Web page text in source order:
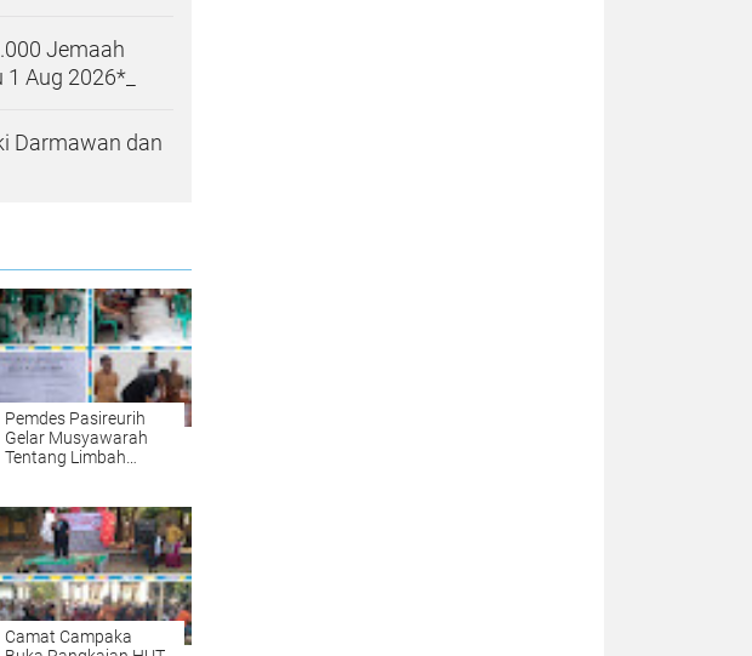
Jemaah
Aug 2026*_
Darmawan dan
Pemdes Pasireurih
Gelar Musyawarah
Tentang Limbah
Cisata Hasilkan
Kesepakatan Tutup
Sementara
Camat Campaka